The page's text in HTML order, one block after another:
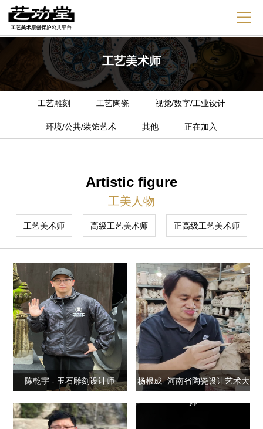
工艺美术师
工艺雕刻 工艺陶瓷 视觉/数字/工业设计
环境/公共/装饰艺术 其他 正在加入
Artistic figure
工美人物
工艺美术师 高级工艺美术师 正高级工艺美术师
陈乾宇 - 玉石雕刻设计师 杨根成- 河南省陶瓷设计艺术大
师